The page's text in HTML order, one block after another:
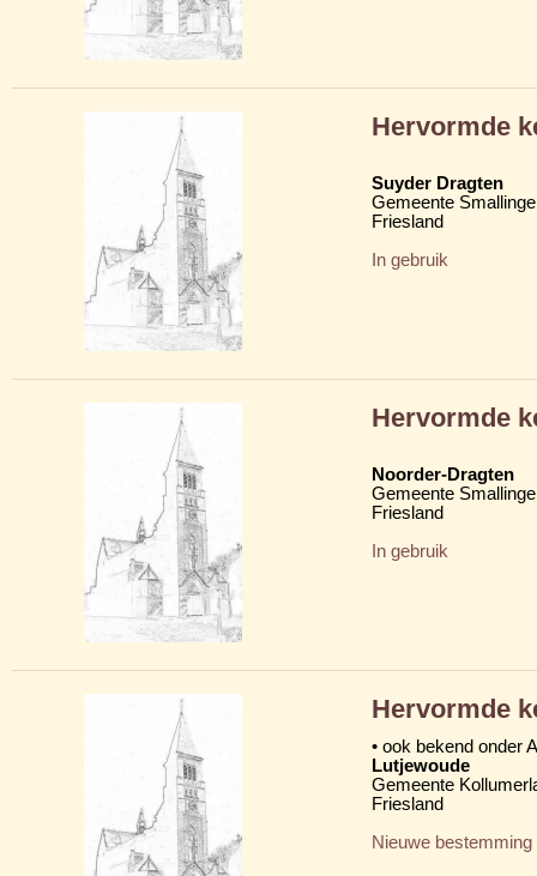
Hervormde
Suyder Dragten
Gemeente
Friesland
In gebruik
Hervormde
Noorder-Dragten
Gemeente
Friesland
In gebruik
Hervormde
• ook bekend onder
Lutjewoude
Gemeente
Friesland
Nieuwe bestemming